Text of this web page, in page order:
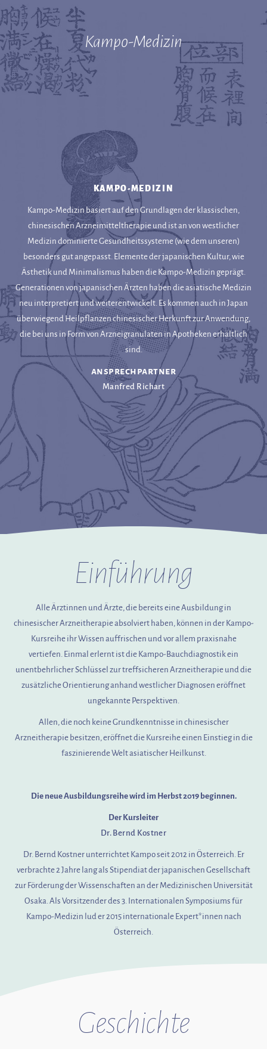
Kampo-Medizin
KAMPO-MEDIZIN
Kampo-Medizin basiert auf den Grundlagen der klassischen,
chinesischen Arzneimitteltherapie und ist an von westlicher
Medizin dominierte Gesundheitssysteme (wie dem unseren)
besonders gut angepasst. Elemente der japanischen Kultur, wie
Ästhetik und Minimalismus haben die Kampo-Medizin geprägt.
Generationen von japanischen Ärzten haben die asiatische Medizin
neu interpretiert und weiterentwickelt. Es kommen auch in Japan
überwiegend Heilpflanzen chinesischer Herkunft zur Anwendung,
die bei uns in Form von Arzneigranulaten in Apotheken erhältlich
sind.
ansprechpartner
Manfred Richart
Einführung
Alle Ärztinnen und Ärzte, die bereits eine Ausbildung in
chinesischer Arzneitherapie absolviert haben, können in der Kampo-
Kursreihe ihr Wissen auffrischen und vor allem praxisnahe
vertiefen. Einmal erlernt ist die Kampo-Bauchdiagnostik ein
unentbehrlicher Schlüssel zur treffsicheren Arzneitherapie und die
zusätzliche Orientierung anhand westlicher Diagnosen eröffnet
ungekannte Perspektiven.
Allen, die noch keine Grundkenntnisse in chinesischer
Arzneitherapie besitzen, eröffnet die Kursreihe einen Einstieg in die
faszinierende Welt asiatischer Heilkunst.
Die neue Ausbildungsreihe wird im Herbst 2019 beginnen.
Der Kursleiter
Dr. Bernd Kostner
Dr. Bernd Kostner unterrichtet Kampo seit 2012 in Österreich. Er
verbrachte 2 Jahre lang als Stipendiat der japanischen Gesellschaft
zur Förderung der Wissenschaften an der Medizinischen Universität
Osaka. Als Vorsitzender des 3. Internationalen Symposiums für
Kampo-Medizin lud er 2015 internationale Expert*innen nach
Österreich.
Geschichte